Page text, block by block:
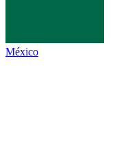
México